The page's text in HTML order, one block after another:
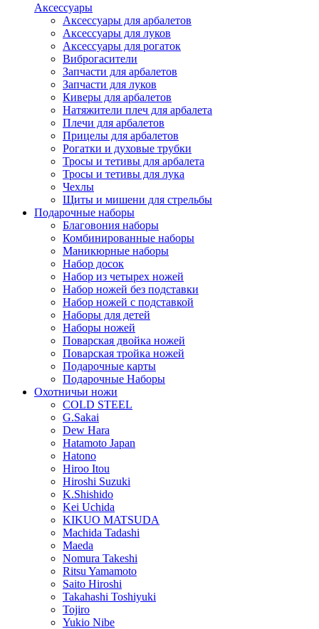
Аксессуары
Аксессуары для арбалетов
Аксессуары для луков
Аксессуары для рогаток
Виброгасители
Запчасти для арбалетов
Запчасти для луков
Киверы для арбалетов
Натяжители плеч для арбалета
Плечи для арбалетов
Прицелы для арбалетов
Рогатки и духовые трубки
Тросы и тетивы для арбалета
Тросы и тетивы для лука
Чехлы
Щиты и мишени для стрельбы
Подарочные наборы
Благовония наборы
Комбинированные наборы
Маникюрные наборы
Набор досок
Набор из четырех ножей
Набор ножей без подставки
Набор ножей с подставкой
Наборы для детей
Наборы ножей
Поварская двойка ножей
Поварская тройка ножей
Подарочные карты
Подарочные Наборы
Охотничьи ножи
COLD STEEL
G.Sakai
Dew Hara
Hatamoto Japan
Hatono
Hiroo Itou
Hiroshi Suzuki
K.Shishido
Kei Uchida
KIKUO MATSUDA
Machida Tadashi
Maeda
Nomura Takeshi
Ritsu Yamamoto
Saito Hiroshi
Takahashi Toshiyuki
Tojiro
Yukio Nibe